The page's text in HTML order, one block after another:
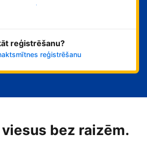
Sāciet tūlīt!
reģistrēšanu?
reģistrēšanu
bez raizēm.